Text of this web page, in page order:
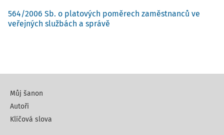
564/2006 Sb. o platových poměrech zaměstnanců ve
veřejných službách a správě
Můj šanon
Autoři
Klíčová slova